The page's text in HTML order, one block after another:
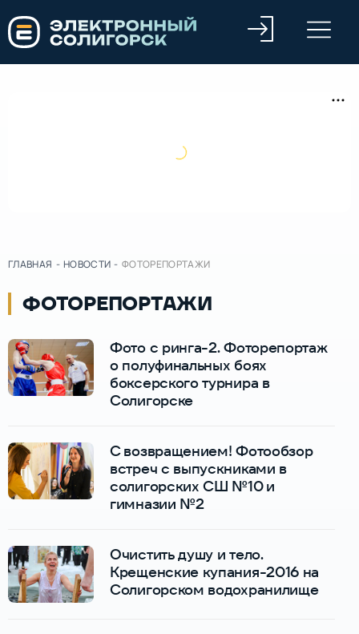
ГЛАВНАЯ - НОВОСТИ - ФОТОРЕПОРТАЖИ
ФОТОРЕПОРТАЖИ
Фото с ринга-2. Фоторепортаж
о полуфинальных боях
боксерского турнира в
Солигорске
С возвращением! Фотообзор
встреч с выпускниками в
солигорских СШ №10 и
гимназии №2
Очистить душу и тело.
Крещенские купания-2016 на
Солигорском водохранилище